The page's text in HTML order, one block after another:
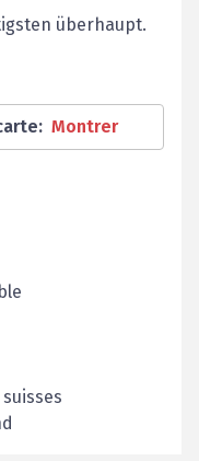
überhaupt.
: Montrer